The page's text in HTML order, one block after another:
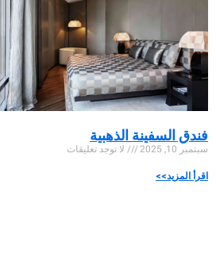
فندق السفينة الذهبية
سبتمبر 10, 2025
لا توجد تعليقات
اقرأ المزيد>>